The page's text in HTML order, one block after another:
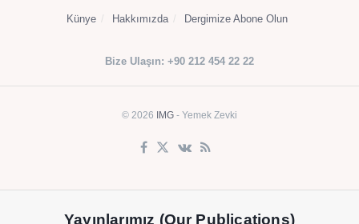
Künye Hakkımızda Dergimize Abone Olun
Bize Ulaşın: +90 212 454 22 22
© 2026 IMG - Yemek Zevki
Yayınlarımız (Our Publications)